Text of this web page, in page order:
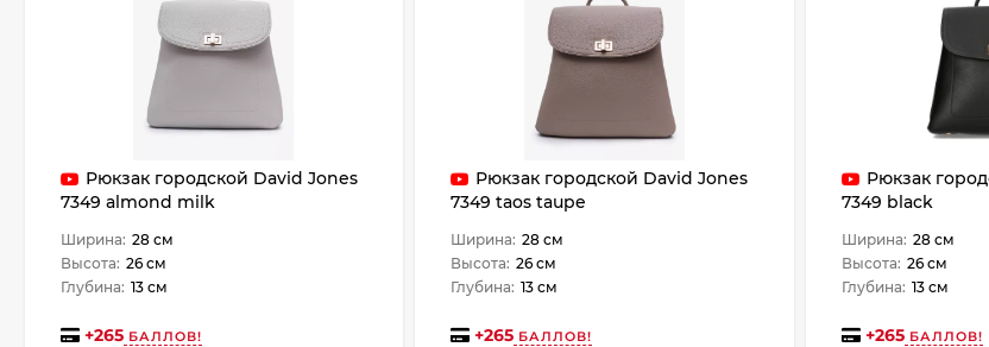
Рюкзак городской David Jones
7349 almond milk
Ширина: 28 см
Высота: 26 см
Глубина: 13 см
+265БАЛЛОВ!
Рюкзак городской David Jones
7349 taos taupe
Ширина: 28 см
Высота: 26 см
Глубина: 13 см
+265 БАЛЛОВ!
Рюкзак
7349 black
Ширина: 28 см
Высота: 26 см
Глубина: 13 см
+265БАЛЛОВ!